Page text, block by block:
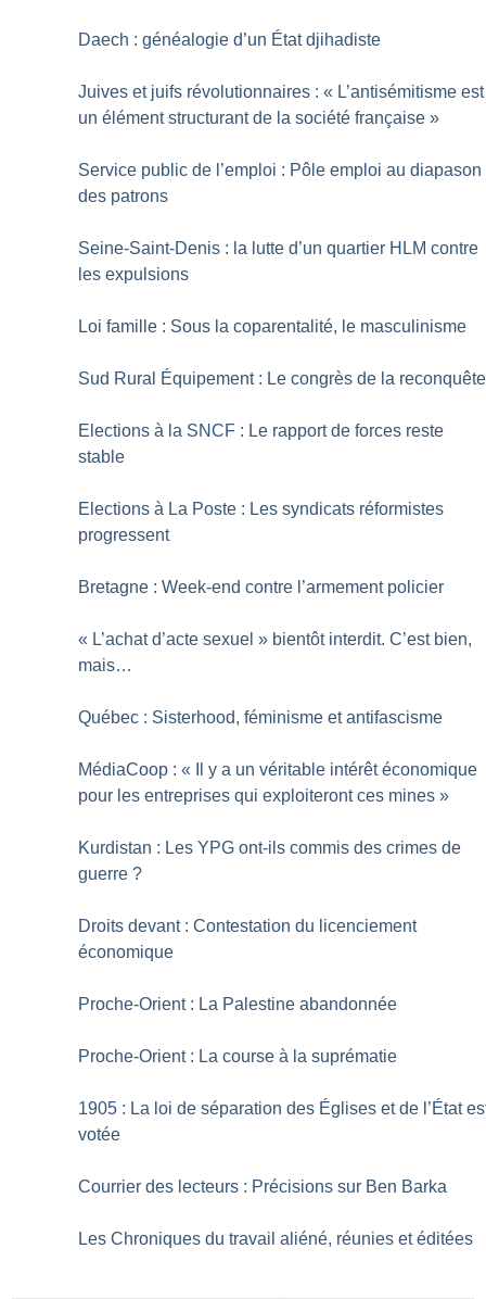
Daech : généalogie d’un État djihadiste
Juives et juifs révolutionnaires : « L’antisémitisme est
un élément structurant de la société française »
Service public de l’emploi : Pôle emploi au diapason
des patrons
Seine-Saint-Denis : la lutte d’un quartier HLM contre
les expulsions
Loi famille : Sous la coparentalité, le masculinisme
Sud Rural Équipement : Le congrès de la reconquête
Elections à la SNCF : Le rapport de forces reste
stable
Elections à La Poste : Les syndicats réformistes
progressent
Bretagne : Week-end contre l’armement policier
« L’achat d’acte sexuel » bientôt interdit. C’est bien,
mais…
Québec : Sisterhood, féminisme et antifascisme
MédiaCoop : «
Il y a un véritable intérêt économique
pour les entreprises qui exploiteront ces mines »
Kurdistan : Les YPG ont-ils commis des crimes de
guerre ?
Droits devant : Contestation du licenciement
économique
Proche-Orient : La Palestine abandonnée
Proche-Orient : La course à la suprématie
1905 : La loi de séparation des Églises et de l’État
votée
Courrier des lecteurs : Précisions sur Ben Barka
Les Chroniques du travail aliéné, réunies et éditées